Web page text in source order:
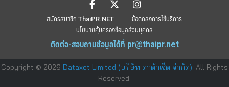
สมัครสมาชิก ThaiPR.NET
ข้อตกลงการใช้บริการ
นโยบายคุ้มครองข้อมูลส่วนบุคคล
ติดต่อ-สอบถามข้อมูลได้ที่ pr@thaipr.net
Copyright © 2026 Dataxet Limited (บริษัท ดาต้าเซ็ต จำกัด). All Rights
Reserved.